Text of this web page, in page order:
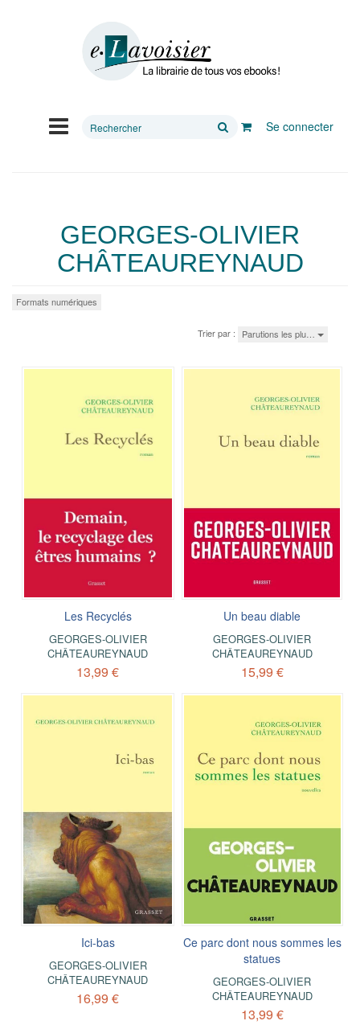
Rechercher
Se connecter
GEORGES-OLIVIER
CHÂTEAUREYNAUD
Formats numériques
Trier par : Parutions les plu…
Les Recyclés
GEORGES-OLIVIER
CHÂTEAUREYNAUD
13,99 €
Un beau diable
GEORGES-OLIVIER
CHÂTEAUREYNAUD
15,99 €
Ici-bas
GEORGES-OLIVIER
CHÂTEAUREYNAUD
16,99 €
Ce parc dont nous sommes les
statues
GEORGES-OLIVIER
CHÂTEAUREYNAUD
13,99 €